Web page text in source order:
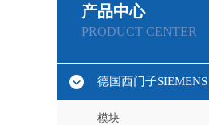
产品中心
PRODUCT CENTER
德国西门子SIEMENS
模块